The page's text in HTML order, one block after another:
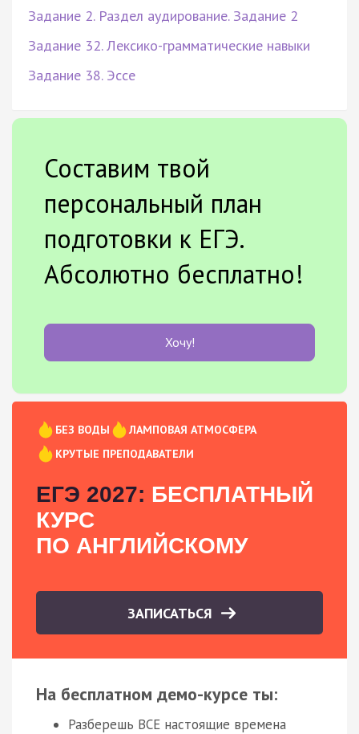
Задание 2. Раздел аудирование. Задание 2
Задание 32. Лексико-грамматические навыки
Задание 38. Эссе
Составим твой
персональный план
подготовки к ЕГЭ.
Абсолютно бесплатно!
Хочу!
БЕЗ ВОДЫ
ЛАМПОВАЯ АТМОСФЕРА
КРУТЫЕ ПРЕПОДАВАТЕЛИ
ЕГЭ 2027: БЕСПЛАТНЫЙ
КУРС
ПО АНГЛИЙСКОМУ
ЗАПИСАТЬСЯ
На бесплатном демо-курсе ты:
Разберешь ВСЕ настоящие времена